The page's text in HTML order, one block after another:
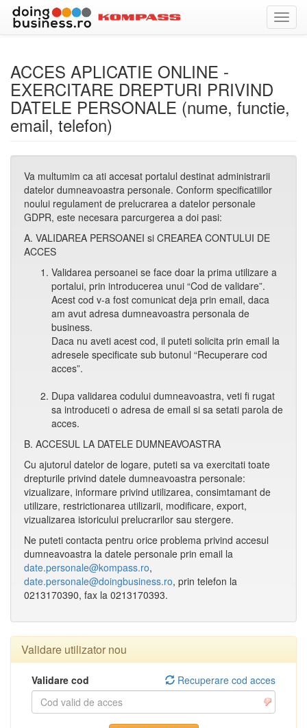
ACCES APLICATIE ONLINE -
EXERCITARE DREPTURI PRIVIND
DATELE PERSONALE (nume, functie,
email, telefon)
Va multumim ca ati accesat portalul destinat administrarii
datelor dumneavoastra personale. Conform specificatiilor
noului regulament de prelucrarea a datelor personale
GDPR, este necesara parcurgerea a doi pasi:
A. VALIDAREA PERSOANEI si CREAREA CONTULUI DE
ACCES
Validarea persoanei se face doar la prima utilizare a
portalui, prin introducerea unui “Cod de validare”.
Acest cod v-a fost comunicat deja prin email, daca
am avut adresa dumneavoastra personala de
business.
Daca nu aveti acest cod, il puteti solicita prin email la
adresele specificate sub butonul “Recuperare cod
acces”.
Dupa validarea codului dumneavoastra, veti fi rugat
sa introduceti o adresa de email si sa setati parola de
acces.
B. ACCESUL LA DATELE DUMNEAVOASTRA
Cu ajutorul datelor de logare, puteti sa va exercitati toate
drepturile privind datele dumneavoastra personale:
vizualizare, informare privind utilizarea, consimtamant de
utilizare, restrictionarea utilizarii, modificare, export,
vizualizarea istoricului prelucrarilor sau stergere.
Ne puteti contacta pentru orice problema privind accesul
dumneavoastra la datele personale prin email la
date.personale@kompass.ro,
date.personale@doingbusiness.ro, prin telefon la
0213170390, fax la 0213170393.
Validare utilizator nou
Validare cod Recuperare cod acces